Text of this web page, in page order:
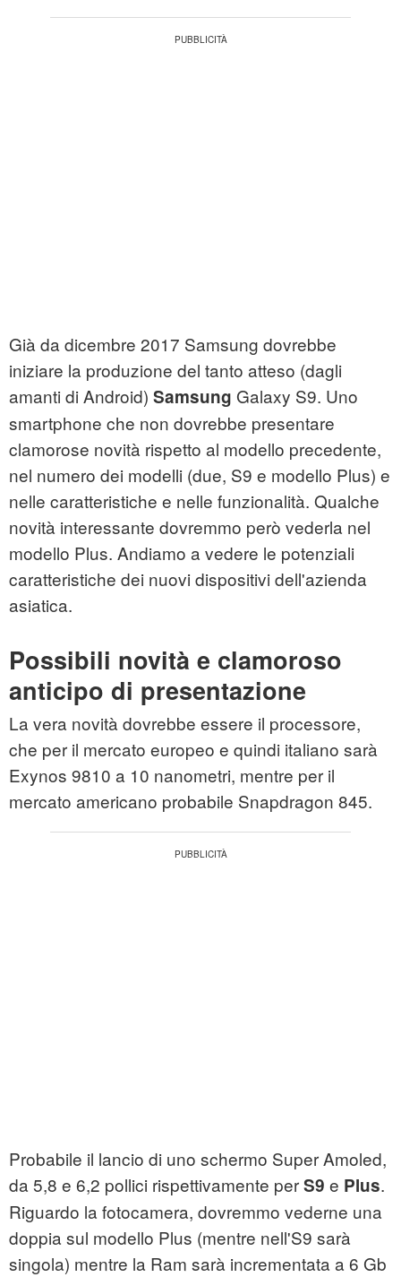
Già da dicembre 2017 Samsung dovrebbe
iniziare la produzione del tanto atteso (dagli
amanti di Android) Samsung Galaxy S9. Uno
smartphone che non dovrebbe presentare
clamorose novità rispetto al modello precedente,
nel numero dei modelli (due, S9 e modello Plus) e
nelle caratteristiche e nelle funzionalità. Qualche
novità interessante dovremmo però vederla nel
modello Plus. Andiamo a vedere le potenziali
caratteristiche dei nuovi dispositivi dell'azienda
asiatica.
Possibili novità e clamoroso
anticipo di presentazione
La vera novità dovrebbe essere il processore,
che per il mercato europeo e quindi italiano sarà
Exynos 9810 a 10 nanometri, mentre per il
mercato americano probabile Snapdragon 845.
Probabile il lancio di uno schermo Super Amoled,
da 5,8 e 6,2 pollici rispettivamente perS9 e Plus.
Riguardo la fotocamera, dovremmo vederne una
doppia sul modello Plus (mentre nell'S9 sarà
singola) mentre la Ram sarà incrementata a 6 Gb